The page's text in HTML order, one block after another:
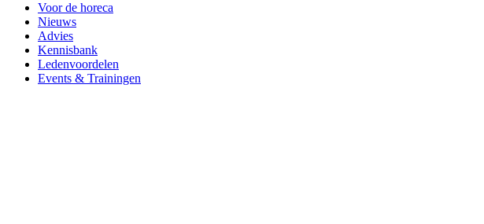
Voor de horeca
Nieuws
Advies
Kennisbank
Ledenvoordelen
Events & Trainingen